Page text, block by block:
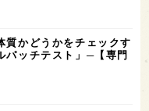
質かどうかをチェックす
パッチテスト」─【専門